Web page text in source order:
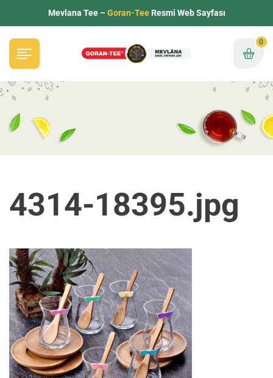
Mevlana Tee –Goran-TeeResmi Web Sayfası
0
4314-18395.jpg